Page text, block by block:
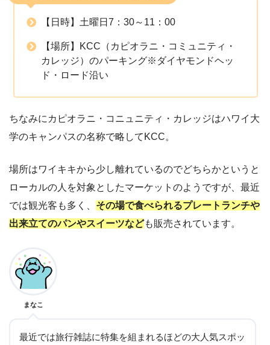
【日時】土曜日7：30～11：00
【場所】KCC（カピオラニ・コミュニティ・
カレッジ）のパーキング※ダイヤモンドヘッ
ド・ロード沿い
ちなみにカピオラニ・コニュニティ・カレッジはハワイ大
学のキャンパスの名称で略してKCC。
場所はワイキキから少し離れているのでどちらかというと
ローカルの人を対象としたマーケットのようですが、最近
では観光客も多く、 その場で食べられるプレートランチや
出来立てのパンやスイーツなども販売されています。
まなこ
最近では旅行雑誌に特集を組まれるほどの大人気スポッ